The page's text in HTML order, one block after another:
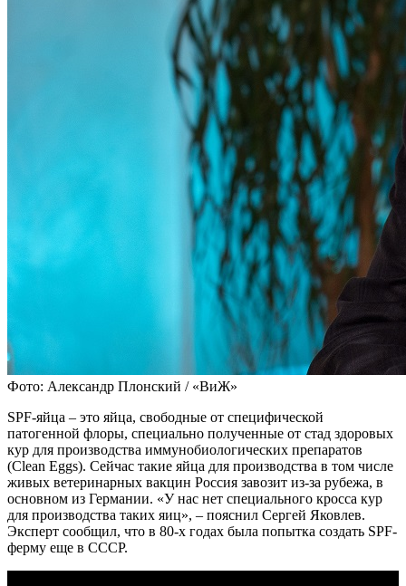
Фото: Александр Плонский / «ВиЖ»
SPF-яйца – это яйца, свободные от специфической
патогенной флоры, специально полученные от стад здоровых
кур для производства иммунобиологических препаратов
(Clean Eggs). Сейчас такие яйца для производства в том числе
живых ветеринарных вакцин Россия завозит из-за рубежа, в
основном из Германии. «У нас нет специального кросса кур
для производства таких яиц», – пояснил Сергей Яковлев.
Эксперт сообщил, что в 80-х годах была попытка создать SPF-
ферму еще в СССР.